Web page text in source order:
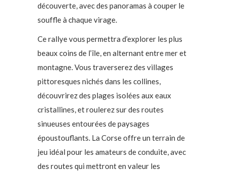
découverte, avec des panoramas à couper le
souffle à chaque virage.
Ce rallye vous permettra d’explorer les plus
beaux coins de l’île, en alternant entre mer et
montagne. Vous traverserez des villages
pittoresques nichés dans les collines,
découvrirez des plages isolées aux eaux
cristallines, et roulerez sur des routes
sinueuses entourées de paysages
époustouflants. La Corse offre un terrain de
jeu idéal pour les amateurs de conduite, avec
des routes qui mettront en valeur les